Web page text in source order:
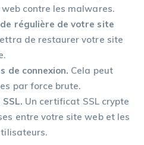
contre les malwares.
régulière de votre site
de restaurer votre site
de connexion. Cela peut
par force brute.
Un certificat SSL crypte
entre votre site web et les